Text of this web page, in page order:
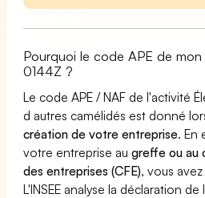
Pourquoi le code APE de
0144Z ?
Le code APE / NAF de l'activité
d autres camélidés est donné
création de votre entreprise. En
votre entreprise augreffe ou au
des entreprises (CFE), vous
L'INSEE analyse la déclaration